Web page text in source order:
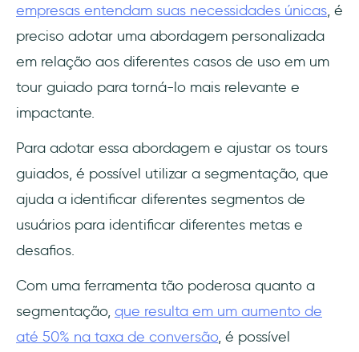
empresas entendam suas necessidades únicas, é
preciso adotar uma abordagem personalizada
em relação aos diferentes casos de uso em um
tour guiado para torná-lo mais relevante e
impactante.
Para adotar essa abordagem e ajustar os tours
guiados, é possível utilizar a segmentação, que
ajuda a identificar diferentes segmentos de
usuários para identificar diferentes metas e
desafios.
Com uma ferramenta tão poderosa quanto a
segmentação, que resulta em um aumento de
até 50% na taxa de conversão, é possível